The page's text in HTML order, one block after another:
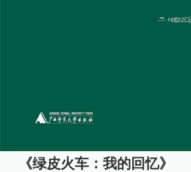
《绿皮火车：我的回忆》